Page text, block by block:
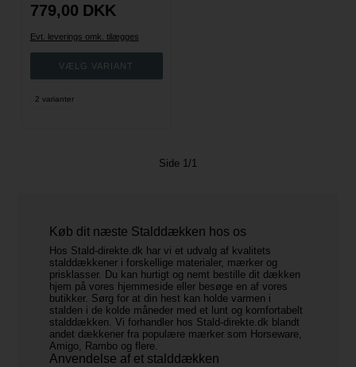
779,00 DKK
Evt. leverings omk. tilægges
2 varianter
Side 1/1
Køb dit næste Stalddækken hos os
Hos Stald-direkte.dk har vi et udvalg af kvalitets
stalddækkener i forskellige materialer, mærker og
prisklasser. Du kan hurtigt og nemt bestille dit dækken
hjem på vores hjemmeside eller besøge en af vores
butikker. Sørg for at din hest kan holde varmen i
stalden i de kolde måneder med et lunt og komfortabelt
stalddækken. Vi forhandler hos Stald-direkte.dk blandt
andet dækkener fra populære mærker som Horseware,
Amigo, Rambo og flere.
Anvendelse af et stalddækken